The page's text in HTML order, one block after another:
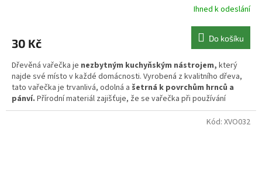
Ihned k odeslání
30 Kč Do košíku
Dřevěná vařečka je nezbytným kuchyňským nástrojem, který
najde své místo v každé domácnosti. Vyrobená z kvalitního dřeva,
tato vařečka je trvanlivá, odolná a šetrná k povrchům hrnců a
pánví. Přírodní materiál zajišťuje, že se vařečka při používání
nezahřívá, což z ní činí bezpečný nástroj pro vaření.
Kód: XVO032